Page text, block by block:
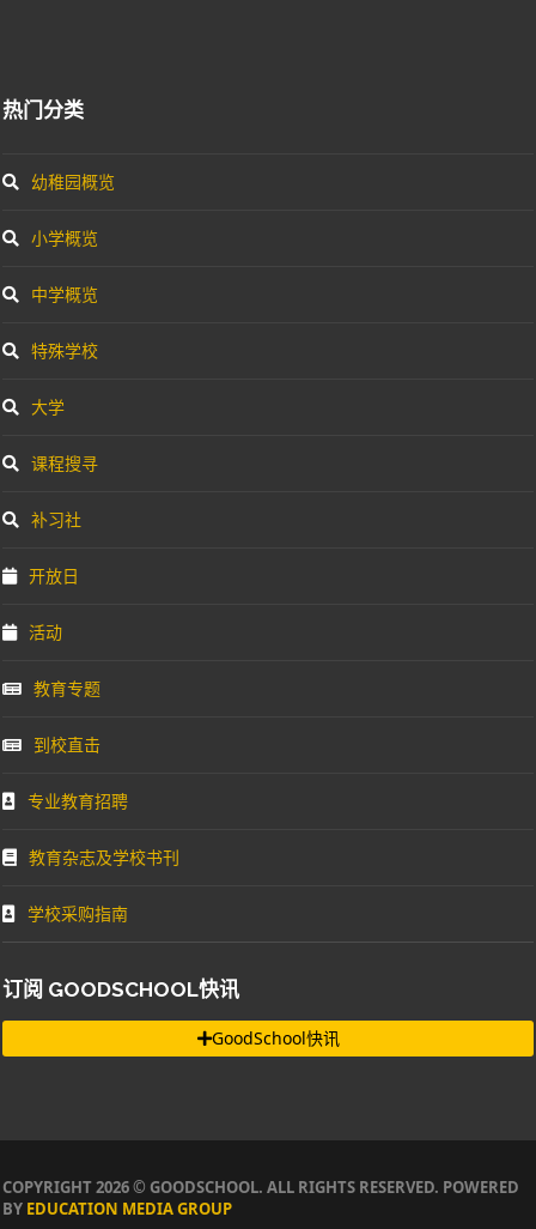
热门分类
幼稚园概览
小学概览
中学概览
特殊学校
大学
课程搜寻
补习社
开放日
活动
教育专题
到校直击
专业教育招聘
教育杂志及学校书刊
学校采购指南
订阅 GOODSCHOOL快讯
GoodSchool快讯
COPYRIGHT 2026 © GOODSCHOOL. ALL RIGHTS RESERVED. POWERED
BY EDUCATION MEDIA GROUP